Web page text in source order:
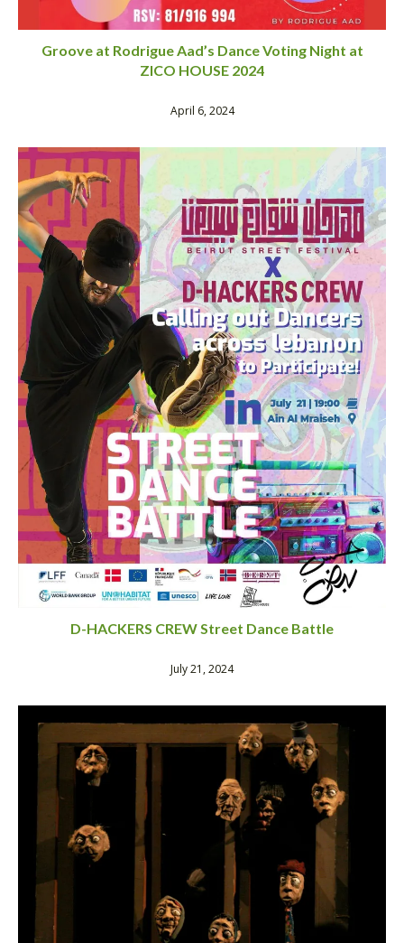
Groove at Rodrigue Aad’s Dance Voting Night at
ZICO HOUSE 2024
April 6, 2024
D-HACKERS CREW Street Dance Battle
July 21, 2024